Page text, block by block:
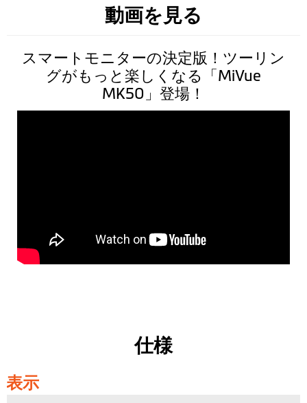
動画を見る
スマートモニターの決定版！ツーリン
グがもっと楽しくなる「MiVue
MK50」登場！
仕様
表示